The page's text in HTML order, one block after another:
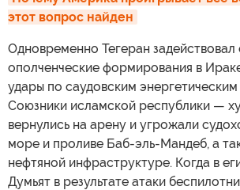
этот вопрос найден
Одновременно Тегеран
ополченческие формирования в
удары по саудовским
Союзники исламской республики —
вернулись на арену и угрожали
море и проливе Баб-эль-Мандеб, а
нефтяной инфраструктуре. Когда в
Думьят в результате атаки